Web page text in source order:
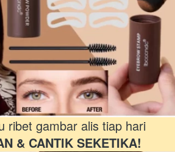
ribet gambar alis tiap hari
& CANTIK SEKETIKA!